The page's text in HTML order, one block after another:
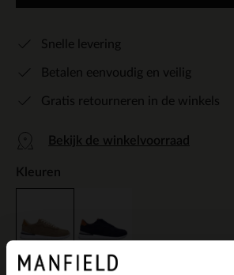
Snelle levering
Betalen eenvoudig en veilig
Gratis retourneren in de winkels
Bekijk de winkelvoorraad
Kleuren